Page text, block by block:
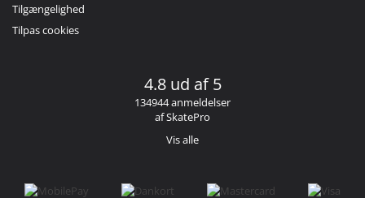
Tilgængelighed
Tilpas cookies
4.8 ud af 5
134944 anmeldelser
af SkatePro
Vis alle